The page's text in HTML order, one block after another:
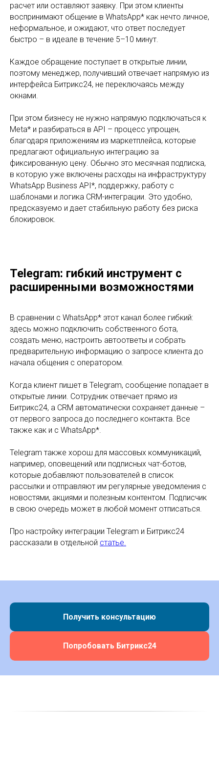
расчет или оставляют заявку. При этом клиенты
воспринимают общение в WhatsApp* как нечто личное,
неформальное, и ожидают, что ответ последует
быстро – в идеале в течение 5–10 минут.
Каждое обращение поступает в открытые линии,
поэтому менеджер, получивший отвечает напрямую из
интерфейса Битрикс24, не переключаясь между
окнами.
При этом бизнесу не нужно напрямую подключаться к
Meta* и разбираться в API – процесс упрощен,
благодаря приложениям из маркетплейса, которые
предлагают официальную интеграцию за
фиксированную цену. Обычно это месячная подписка,
в которую уже включены расходы на инфраструктуру
WhatsApp Business API*, поддержку, работу с
шаблонами и логика CRM-интеграции. Это удобно,
предсказуемо и дает стабильную работу без риска
блокировок.
Telegram: гибкий инструмент с
расширенными возможностями
В сравнении с WhatsApp* этот канал более гибкий:
здесь можно подключить собственного бота,
создать меню, настроить автоответы и собрать
предварительную информацию о запросе клиента до
начала общения с оператором.
Когда клиент пишет в Telegram, сообщение попадает в
открытые линии. Сотрудник отвечает прямо из
Битрикс24, а CRM автоматически сохраняет данные –
от первого запроса до последнего контакта. Все
также как и с WhatsApp*.
Telegram также хорош для массовых коммуникаций,
например, оповещений или подписных чат-ботов,
которые добавляют пользователей в список
рассылки и отправляют им регулярные уведомления с
новостями, акциями и полезным контентом. Подписчик
в свою очередь может в любой момент отписаться.
Про настройку интеграции Telegram и Битрикс24
рассказали в отдельной статье.
Получить консультацию
Попробовать Битрикс24